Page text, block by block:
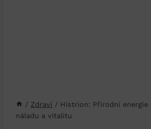
/ Zdraví / Histrion: Přírodní energie
náladu a vitalitu